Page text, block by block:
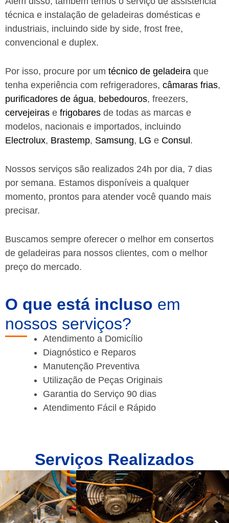
técnica e instalação de geladeiras domésticas e
industriais, incluindo side by side, frost free,
convencional e duplex.
Por isso, procure por um técnico de geladeira que
tenha experiência com refrigeradores, câmaras frias,
purificadores de água, bebedouros, freezers,
cervejeiras e frigobares de todas as marcas e
modelos, nacionais e importados, incluindo
Electrolux, Brastemp, Samsung, LG e Consul .
Nossos serviços são realizados 24h por dia, 7 dias
por semana. Estamos disponíveis a qualquer
momento, prontos para atender você quando mais
precisar.
Buscamos sempre oferecer o melhor em consertos
de geladeiras para nossos clientes, com o melhor
preço do mercado.
O que está incluso em
nossos serviços?
Atendimento a Domicílio
Diagnóstico e Reparos
Manutenção Preventiva
Utilização de Peças Originais
Garantia do Serviço 90 dias
Atendimento Fácil e Rápido
Serviços Realizados